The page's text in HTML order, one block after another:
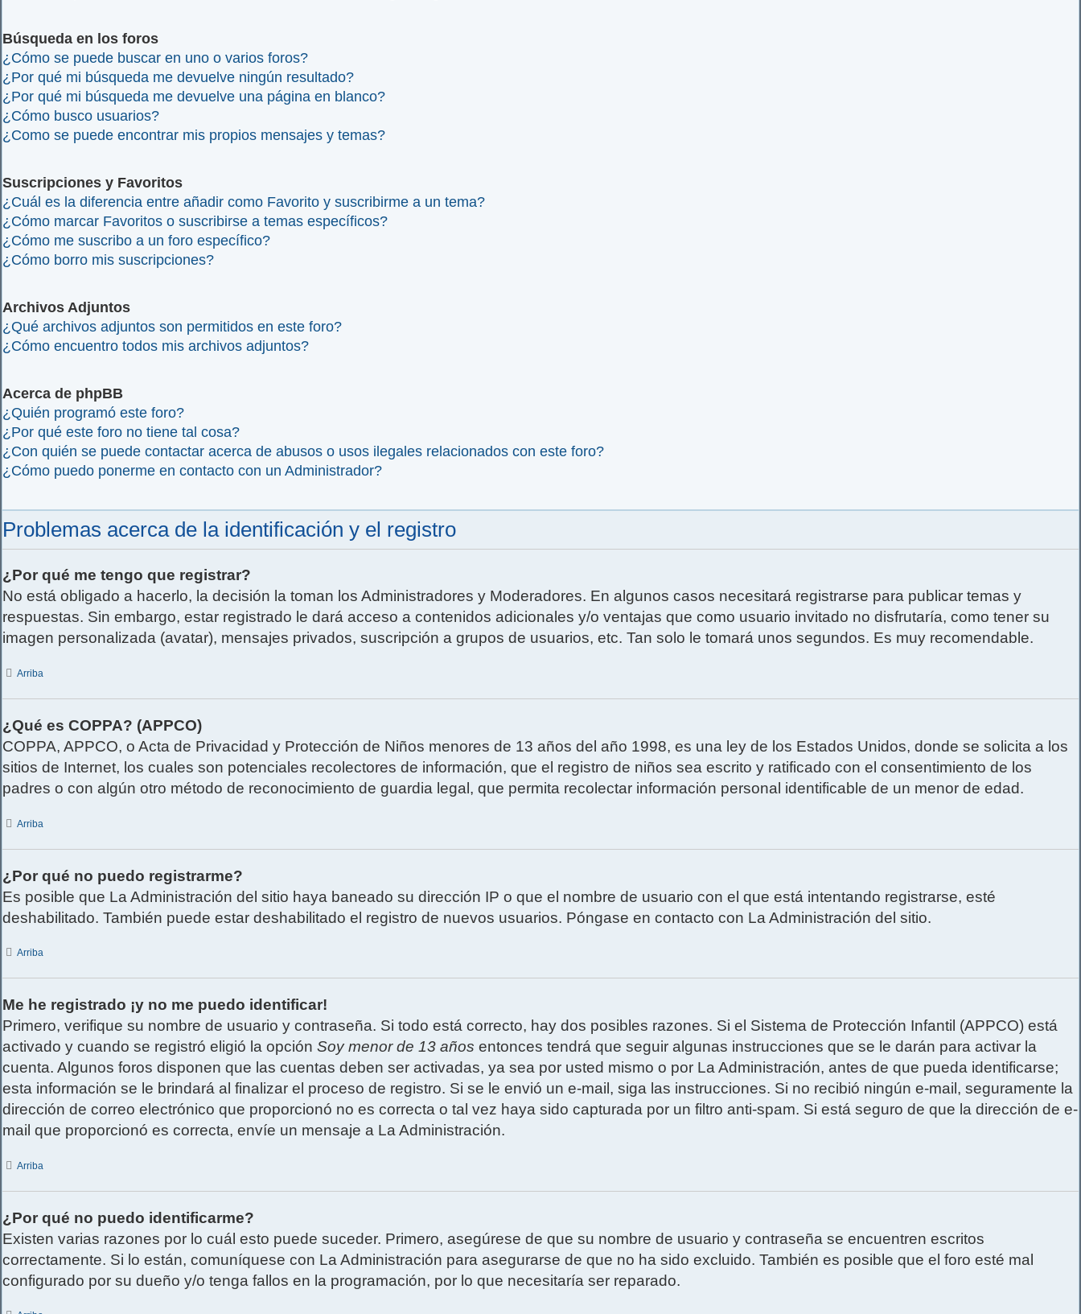
Búsqueda en los foros
¿Cómo se puede buscar en uno o varios foros?
¿Por qué mi búsqueda me devuelve ningún resultado?
¿Por qué mi búsqueda me devuelve una página en blanco?
¿Cómo busco usuarios?
¿Como se puede encontrar mis propios mensajes y temas?
Suscripciones y Favoritos
¿Cuál es la diferencia entre añadir como Favorito y suscribirme a un tema?
¿Cómo marcar Favoritos o suscribirse a temas específicos?
¿Cómo me suscribo a un foro específico?
¿Cómo borro mis suscripciones?
Archivos Adjuntos
¿Qué archivos adjuntos son permitidos en este foro?
¿Cómo encuentro todos mis archivos adjuntos?
Acerca de phpBB
¿Quién programó este foro?
¿Por qué este foro no tiene tal cosa?
¿Con quién se puede contactar acerca de abusos o usos ilegales relacionados con este foro?
¿Cómo puedo ponerme en contacto con un Administrador?
Problemas acerca de la identificación y el registro
¿Por qué me tengo que registrar?
No está obligado a hacerlo, la decisión la toman los Administradores y Moderadores. En algunos casos necesitará registrarse para publicar temas y
respuestas. Sin embargo, estar registrado le dará acceso a contenidos adicionales y/o ventajas que como usuario invitado no disfrutaría, como tener su
imagen personalizada (avatar), mensajes privados, suscripción a grupos de usuarios, etc. Tan solo le tomará unos segundos. Es muy recomendable.
Arriba
¿Qué es COPPA? (APPCO)
COPPA, APPCO, o Acta de Privacidad y Protección de Niños menores de 13 años del año 1998, es una ley de los Estados Unidos, donde se solicita a los
sitios de Internet, los cuales son potenciales recolectores de información, que el registro de niños sea escrito y ratificado con el consentimiento de los
padres o con algún otro método de reconocimiento de guardia legal, que permita recolectar información personal identificable de un menor de edad.
Arriba
¿Por qué no puedo registrarme?
Es posible que La Administración del sitio haya baneado su dirección IP o que el nombre de usuario con el que está intentando registrarse, esté
deshabilitado. También puede estar deshabilitado el registro de nuevos usuarios. Póngase en contacto con La Administración del sitio.
Arriba
Me he registrado ¡y no me puedo identificar!
Primero, verifique su nombre de usuario y contraseña. Si todo está correcto, hay dos posibles razones. Si el Sistema de Protección Infantil (APPCO) está
activado y cuando se registró eligió la opción Soy menor de 13 años entonces tendrá que seguir algunas instrucciones que se le darán para activar la
cuenta. Algunos foros disponen que las cuentas deben ser activadas, ya sea por usted mismo o por La Administración, antes de que pueda identificarse;
esta información se le brindará al finalizar el proceso de registro. Si se le envió un e-mail, siga las instrucciones. Si no recibió ningún e-mail, seguramente la
dirección de correo electrónico que proporcionó no es correcta o tal vez haya sido capturada por un filtro anti-spam. Si está seguro de que la dirección de e-
mail que proporcionó es correcta, envíe un mensaje a La Administración.
Arriba
¿Por qué no puedo identificarme?
Existen varias razones por lo cuál esto puede suceder. Primero, asegúrese de que su nombre de usuario y contraseña se encuentren escritos
correctamente. Si lo están, comuníquese con La Administración para asegurarse de que no ha sido excluido. También es posible que el foro esté mal
configurado por su dueño y/o tenga fallos en la programación, por lo que necesitaría ser reparado.